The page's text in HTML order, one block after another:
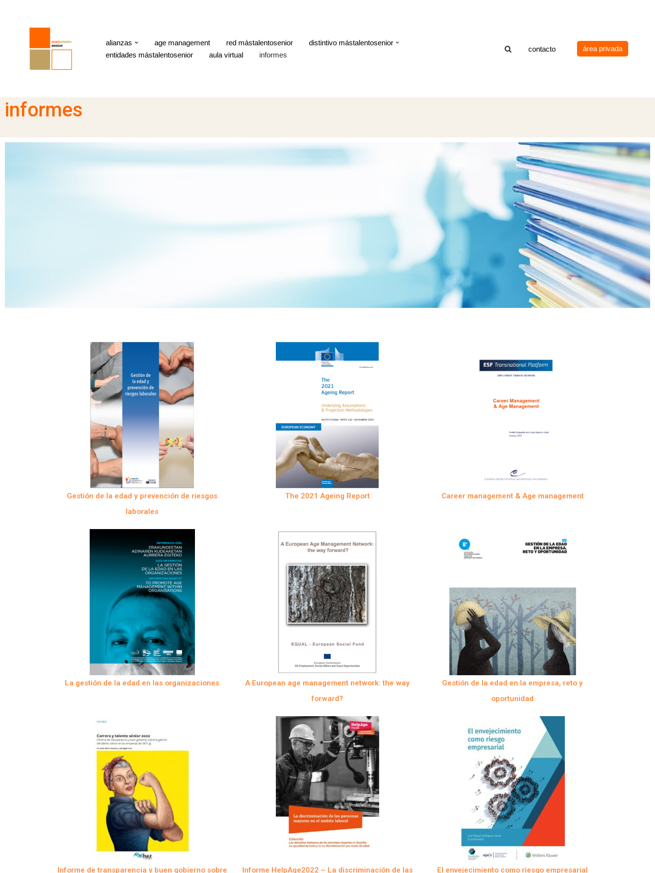
Saltar
alianzas age management red mástalentosenior
distintivo mástalentosenior
entidades mástalentosenior
aula virtual informes
contacto área privada
informes
Gestión de la edad y prevención de riesgos
laborales
The 2021 Ageing Report Career management & Age management
La gestión de la edad en las organizaciones
A European age management network: the way
forward?
Gestión de la edad en la empresa, reto y
oportunidad
Informe de transparencia y buen gobierno sobre Informe HelpAge2022 – La discriminación de las El envejecimiento como riesgo empresarial